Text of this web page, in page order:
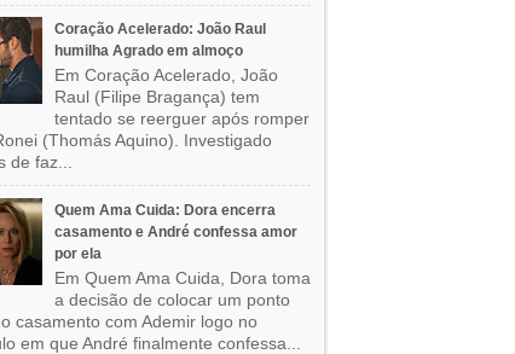
Coração Acelerado: João Raul
humilha Agrado em almoço
Em Coração Acelerado, João
Raul (Filipe Bragança) tem
tentado se reerguer após romper
(Thomás Aquino). Investigado
de faz...
Quem Ama Cuida: Dora encerra
casamento e André confessa amor
por ela
Em Quem Ama Cuida, Dora toma
a decisão de colocar um ponto
casamento com Ademir logo no
em que André finalmente confessa...